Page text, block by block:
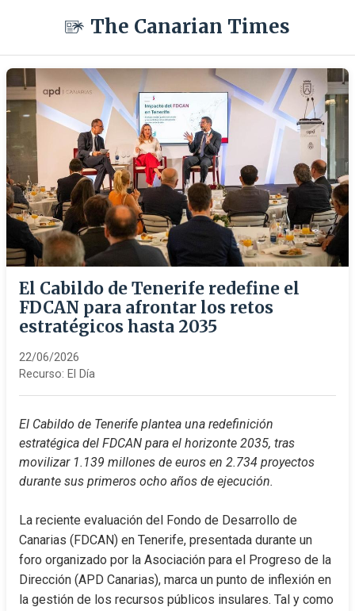
The Canarian Times
El Cabildo de Tenerife redefine el
FDCAN para afrontar los retos
estratégicos hasta 2035
22/06/2026
Recurso: El Día
El Cabildo de Tenerife plantea una redefinición
estratégica del FDCAN para el horizonte 2035, tras
movilizar 1.139 millones de euros en 2.734 proyectos
durante sus primeros ocho años de ejecución.
La reciente evaluación del Fondo de Desarrollo de
Canarias (FDCAN) en Tenerife, presentada durante un
foro organizado por la Asociación para el Progreso de la
Dirección (APD Canarias), marca un punto de inflexión en
la gestión de los recursos públicos insulares. Tal y como